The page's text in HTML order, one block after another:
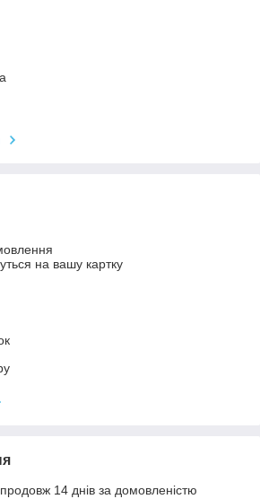
на вашу картку
14 днів за домовленістю